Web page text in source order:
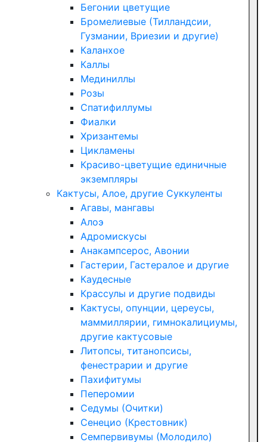
Бегонии цветущие
Бромелиевые (Тилландсии,
Гузмании, Вриезии и другие)
Каланхое
Каллы
Мединиллы
Розы
Спатифиллумы
Фиалки
Хризантемы
Цикламены
Красиво-цветущие единичные
экземпляры
Кактусы, Алое, другие Суккуленты
Агавы, мангавы
Алоэ
Адромискусы
Анакампсерос, Авонии
Гастерии, Гастералое и другие
Каудесные
Крассулы и другие подвиды
Кактусы, опунции, цереусы,
маммиллярии, гимнокалициумы,
другие кактусовые
Литопсы, титанопсисы,
фенестрарии и другие
Пахифитумы
Пеперомии
Седумы (Очитки)
Сенецио (Крестовник)
Семпервивумы (Молодило)